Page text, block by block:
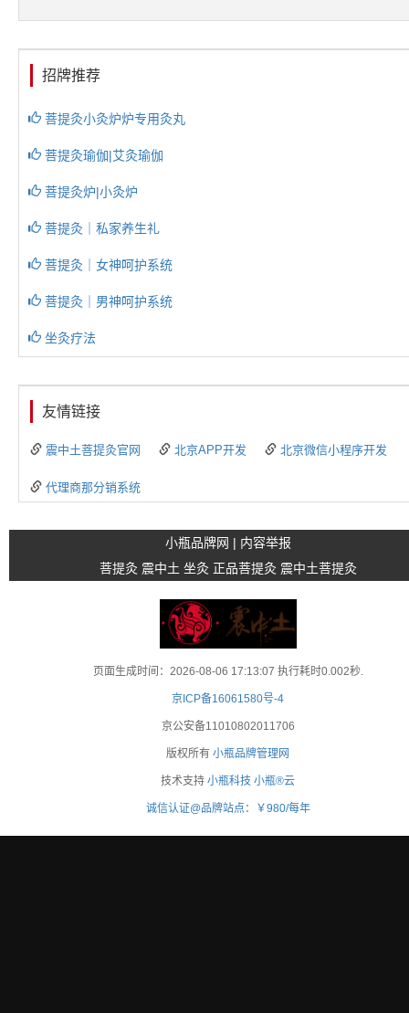
招牌推荐
菩提灸小灸炉炉专用灸丸
菩提灸瑜伽|艾灸瑜伽
菩提灸炉|小灸炉
菩提灸｜私家养生礼
菩提灸｜女神呵护系统
菩提灸｜男神呵护系统
坐灸疗法
友情链接
震中土菩提灸官网 北京APP开发 北京微信小程序开发
代理商那分销系统
小瓶品牌网 | 内容举报
菩提灸 震中土 坐灸 正品菩提灸 震中土菩提灸
页面生成时间：2026-08-06 17:13:07 执行耗时0.002秒.
京ICP备16061580号-4
京公安备11010802011706
版权所有小瓶品牌管理网
技术支持小瓶科技 小瓶®云
诚信认证@品牌站点：￥980/每年